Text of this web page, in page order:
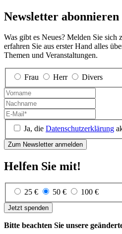
Newsletter abonnieren
Was gibt es Neues? Melden Sie sich
erfahren Sie aus erster Hand alles
Themen und Veranstaltungen.
Frau Herr Divers
Ja, die Datenschutzerklärung
Helfen Sie mit!
25 € 50 € 100 €
Jetzt spenden
Bitte beachten Sie unsere